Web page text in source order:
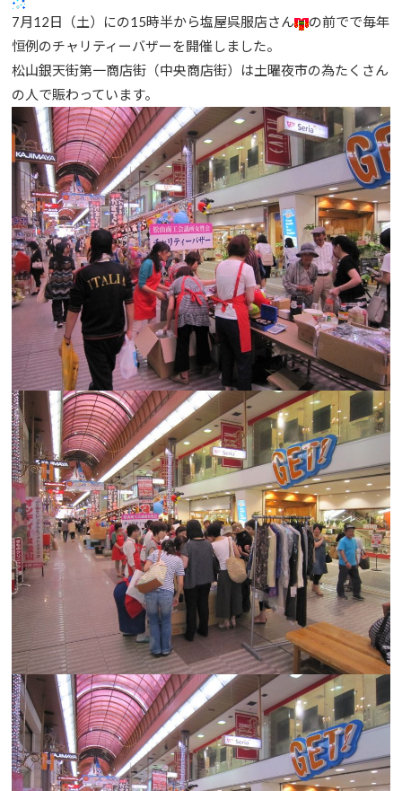
7月12日（土）にの15時半から塩屋呉服店さん
の前でで毎年
恒例のチャリティーバザーを開催しました。
松山銀天街第一商店街（中央商店街）は土曜夜市の為たくさん
の人で賑わっています。